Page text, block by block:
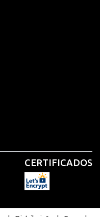
CERTIFICADOS